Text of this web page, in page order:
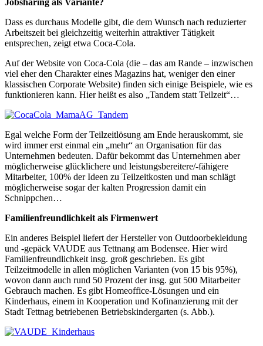
Jobsharing als Variante?
Dass es durchaus Modelle gibt, die dem Wunsch nach reduzierter
Arbeitszeit bei gleichzeitig weiterhin attraktiver Tätigkeit
entsprechen, zeigt etwa Coca-Cola.
Auf der Website von Coca-Cola (die – das am Rande – inzwischen
viel eher den Charakter eines Magazins hat, weniger den einer
klassischen Corporate Website) finden sich einige Beispiele, wie es
funktionieren kann. Hier heißt es also „Tandem statt Teilzeit“…
Egal welche Form der Teilzeitlösung am Ende herauskommt, sie
wird immer erst einmal ein „mehr“ an Organisation für das
Unternehmen bedeuten. Dafür bekommt das Unternehmen aber
möglicherweise glücklichere und leistungsbereitere/-fähigere
Mitarbeiter, 100% der Ideen zu Teilzeitkosten und man schlägt
möglicherweise sogar der kalten Progression damit ein
Schnippchen…
Familienfreundlichkeit als Firmenwert
Ein anderes Beispiel liefert der Hersteller von Outdoorbekleidung
und -gepäck VAUDE aus Tettnang am Bodensee. Hier wird
Familienfreundlichkeit insg. groß geschrieben. Es gibt
Teilzeitmodelle in allen möglichen Varianten (von 15 bis 95%),
wovon dann auch rund 50 Prozent der insg. gut 500 Mitarbeiter
Gebrauch machen. Es gibt Homeoffice-Lösungen und ein
Kinderhaus, einem in Kooperation und Kofinanzierung mit der
Stadt Tettnag betriebenen Betriebskindergarten (s. Abb.).